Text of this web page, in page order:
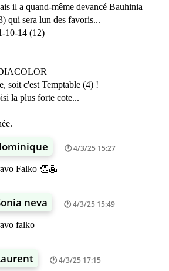
il a quand-même devancé Bauhinia
qui sera lun des favoris...
10-14 (12)
soit c'est Temptable (4) !
la plus forte cote...
4/3/25 15:27
Falko 👏🏾
neva 4/3/25 15:49
falko
4/3/25 17:15